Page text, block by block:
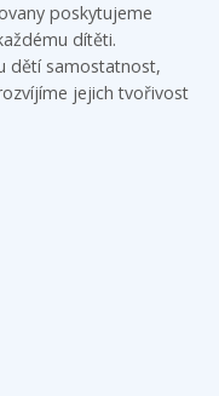
poskytujeme
dítěti.
dětí samostatnost,
jejich tvořivost